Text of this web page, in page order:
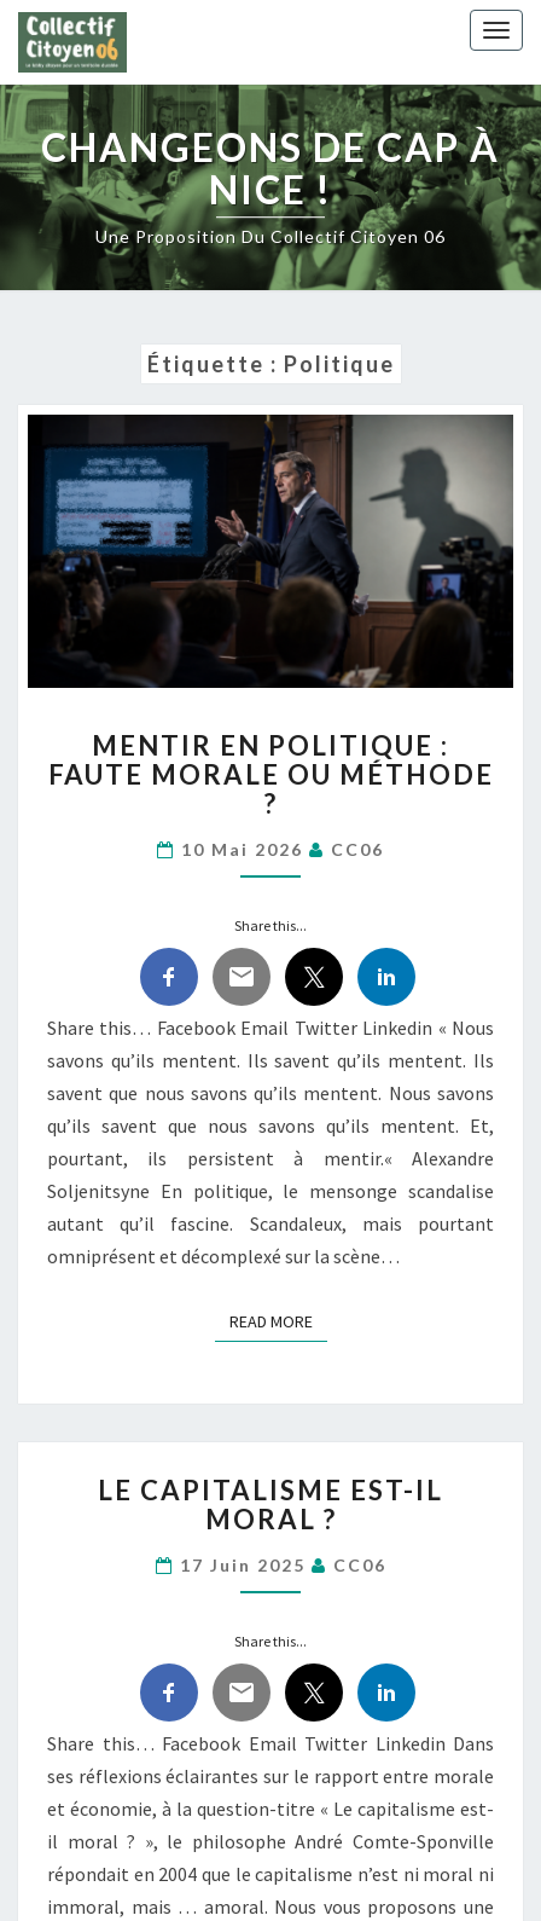
Skip
content
CHANGEONS DE CAP À
NICE !
Une Proposition Du Collectif Citoyen 06
Étiquette : Politique
EN
POLITIQUE
:
MORALE
OU
?
MENTIR EN POLITIQUE :
FAUTE MORALE OU MÉTHODE
?
10 Mai 2026 CC06
Share this...
Share this… Facebook Email Twitter Linkedin « Nous
savons qu’ils mentent. Ils savent qu’ils mentent. Ils
savent que nous savons qu’ils mentent. Nous savons
qu’ils savent que nous savons qu’ils mentent. Et,
pourtant, ils persistent à mentir.« Alexandre
Soljenitsyne En politique, le mensonge scandalise
autant qu’il fascine. Scandaleux, mais pourtant
omniprésent et décomplexé sur la scène…
READ MOREREAD MORE
CAPITALISME
EST-
MORAL
?
LE CAPITALISME EST-IL
MORAL ?
17 Juin 2025 CC06
Share this...
Share this… Facebook Email Twitter Linkedin Dans
ses réflexions éclairantes sur le rapport entre morale
et économie, à la question-titre « Le capitalisme est-
il moral ? », le philosophe André Comte-Sponville
répondait en 2004 que le capitalisme n’est ni moral ni
immoral, mais … amoral. Nous vous proposons une